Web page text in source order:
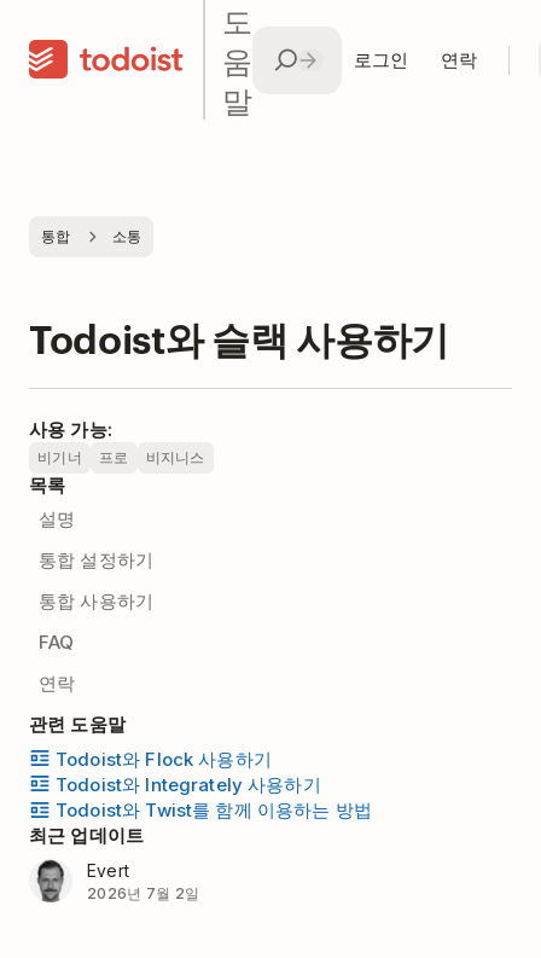
도
움
말
로그인 연락
통합 소통
Todoist와 슬랙 사용하기
사용 가능:
비기너 프로 비지니스
목록
설명
통합 설정하기
통합 사용하기
FAQ
연락
관련 도움말
Todoist와 Flock 사용하기
Todoist와 Integrately 사용하기
Todoist와 Twist를 함께 이용하는 방법
최근 업데이트
Evert
2026년 7월 2일